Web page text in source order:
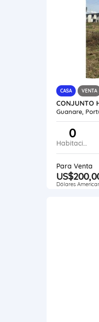
CASA VENTA
Guanare,
0
Habitaciones
Para Venta
Dólares